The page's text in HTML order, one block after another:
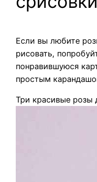
Если вы любите
рисовать,
понравившуюся
простым
Три красивые розы